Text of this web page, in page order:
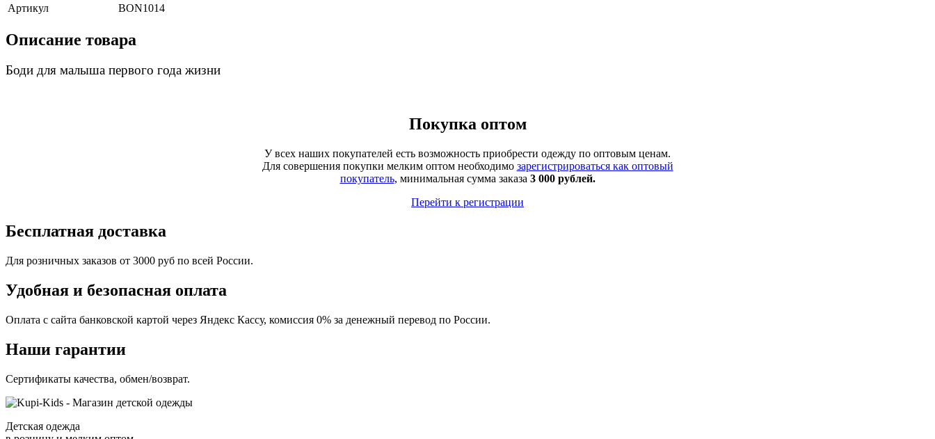
Артикул
BON1014
Описание товара
Боди для малыша первого года жизни
Покупка оптом
У всех наших покупателей есть возможность приобрести одежду по оптовым ценам.
Для совершения покупки мелким оптом необходимо зарегистрироваться как оптовый
покупатель, минимальная сумма заказа 3 000 рублей.
Перейти к регистрации
Бесплатная доставка
Для розничных заказов от 3000 руб по всей России.
Удобная и безопасная оплата
Оплата с сайта банковской картой через Яндекс Кассу, комиссия 0% за денежный перевод по России.
Наши гарантии
Сертификаты качества, обмен/возврат.
Детская одежда